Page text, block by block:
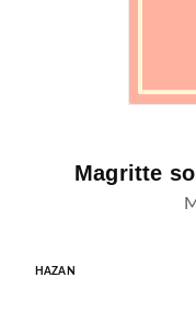
Magritte
HAZAN